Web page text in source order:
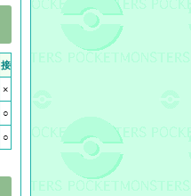
接
×
○
○